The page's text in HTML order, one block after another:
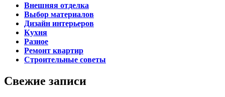
Внешняя отделка
Выбор материалов
Дизайн интерьеров
Кухня
Разное
Ремонт квартир
Строительные советы
Свежие записи